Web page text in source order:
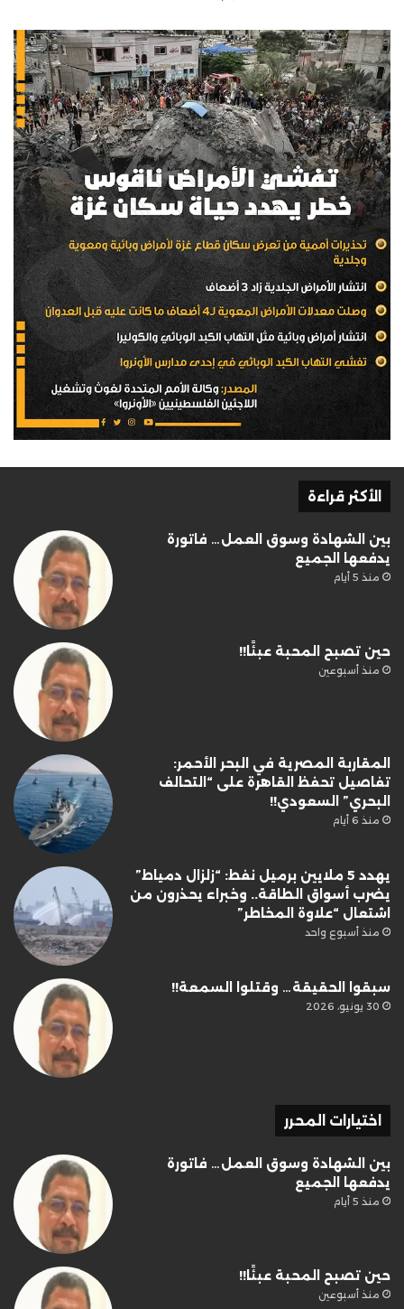
الأكثر قراءة
بين الشهادة وسوق العمل… فاتورة
يدفعها الجميع
منذ 5 أيام
حين تصبح المحبة عبئًا!!
منذ أسبوعين
المقاربة المصرية في البحر الأحمر:
تفاصيل تحفظ القاهرة على “التحالف
البحري” السعودي!!
منذ 6 أيام
يهدد 5 ملايين برميل نفط: “زلزال دمياط”
يضرب أسواق الطاقة.. وخبراء يحذرون من
اشتعال “علاوة المخاطر”
منذ أسبوع واحد
سبقوا الحقيقة… وقتلوا السمعة!!
30 يونيو، 2026
اختيارات المحرر
بين الشهادة وسوق العمل… فاتورة
يدفعها الجميع
منذ 5 أيام
حين تصبح المحبة عبئًا!!
منذ أسبوعين